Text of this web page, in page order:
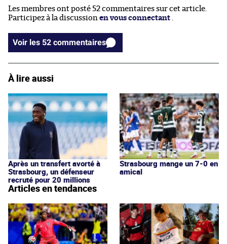
Les membres ont posté 52 commentaires sur cet article.
Participez à la discussion en vous connectant
Voir les 52 commentaires
À lire aussi
Après un transfert avorté à
Strasbourg, un défenseur
recruté pour 20 millions
Strasbourg mange un 7-0 en
amical
Articles en tendances